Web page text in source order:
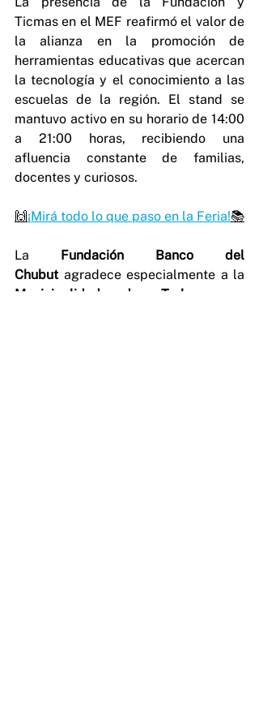
Ticmas en el MEF reafirmó el valor de
la alianza en la promoción de
herramientas educativas que acercan
la tecnología y el conocimiento a las
escuelas de la región. El stand se
mantuvo activo en su horario de 14:00
a 21:00 horas, recibiendo una
afluencia constante de familias,
docentes y curiosos.
🙌 ¡Mirá todo lo que paso en la Feria!📚
La
Fundación Banco del
Chubut
Municipalidad de Trelew